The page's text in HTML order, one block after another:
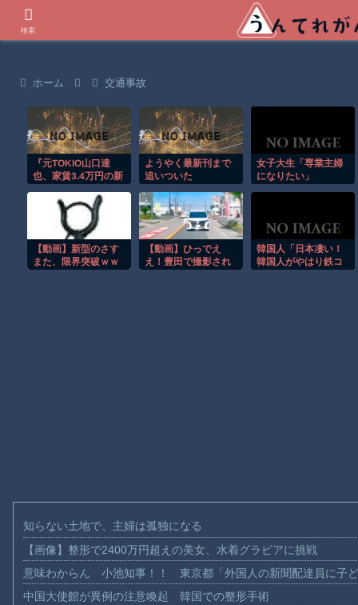
ホーム 交通事故
『元TOKIO山口達
也、家賃3.4万円の新
のCMギャラ、流出
ｗ』ほか 8/4 ネタ
ようやく最新刊まで
追いついた
女子大生「専業主婦
になりたい」
【動画】新型のさす
また、限界突破ｗｗ
【動画】ひっでえ
え！豊田で撮影され
韓国人「日本凄い！
韓国人がやはり鉄コ
知らない土地で、主婦は孤独になる
【画像】整形で2400万円超えの美女、水着グラビアに挑戦
意味わからん 小池知事！！ 東京都「外国人の新聞配達員に子
中国大使館が異例の注意喚起 韓国での整形手術
検索